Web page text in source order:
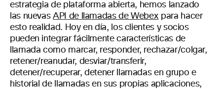
estrategia de plataforma abierta, hemos lanzado
las nuevasAPI de llamadas de Webex para hacer
esto realidad. Hoy en día, los clientes y socios
pueden integrar fácilmente características de
llamada como marcar, responder, rechazar/colgar,
retener/reanudar, desviar/transferir,
detener/recuperar, detener llamadas en grupo e
historial de llamadas en sus propias aplicaciones,